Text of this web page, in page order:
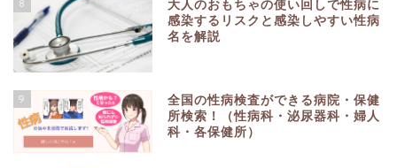
8
大人のおもちゃの使い回しで性病に
感染するリスクと感染しやすい性病
名を解説
9
全国の性病検査ができる病院・保健
所検索！（性病科・泌尿器科・婦人
科・各保健所）